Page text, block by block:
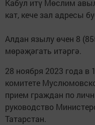
Кабул итү Мөслим
кат, кече зал адресы
Алдан язылу өчен 8
мөрәҗәгать итәргә.
28 ноября 2023 года в
комитете
прием граждан по
руководство
Татарстан.